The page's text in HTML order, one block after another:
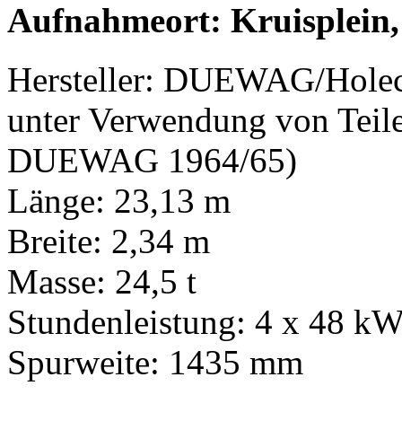
Aufnahmeort: Kruisplein,
Hersteller: DUEWAG/
unter Verwendung von
DUEWAG 1964/65)
Länge: 23,13 m
Breite: 2,34 m
Masse: 24,5 t
Stundenleistung: 4 x 48
Spurweite: 1435 mm